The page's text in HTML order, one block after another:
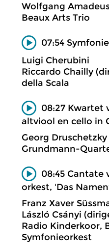
Wolfgang
Beaux Arts Trio
07:54
Luigi Cherubini
Riccardo Chailly
della Scala
08:27 Kwartet
altviool en cello in
Georg Druschetzky
Grundmann-
08:45 Cantate
orkest, 'Das
Franz Xaver
László Csányi
Radio Kinderkoor,
Symfonieorkest